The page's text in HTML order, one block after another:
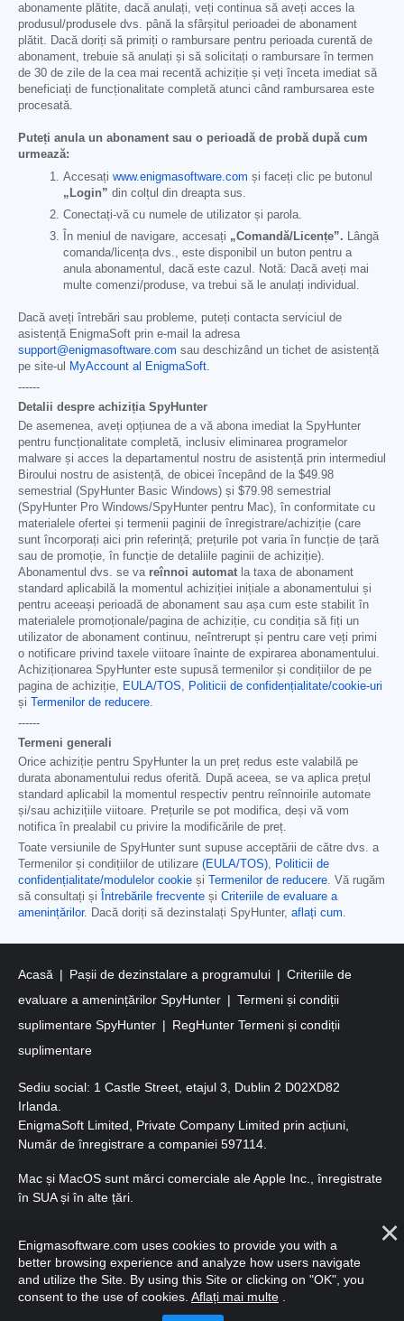
abonamente plătite, dacă anulați, veți continua să aveți acces la
produsul/produsele dvs. până la sfârșitul perioadei de abonament
plătit. Dacă doriți să primiți o rambursare pentru perioada curentă de
abonament, trebuie să anulați și să solicitați o rambursare în termen
de 30 de zile de la cea mai recentă achiziție și veți înceta imediat să
beneficiați de funcționalitate completă atunci când rambursarea este
procesată.
Puteți anula un abonament sau o perioadă de probă după cum
urmează:
Accesați www.enigmasoftware.com și faceți clic pe butonul
„Login” din colțul din dreapta sus.
Conectați-vă cu numele de utilizator și parola.
În meniul de navigare, accesați „Comandă/Licențe”. Lângă
comanda/licența dvs., este disponibil un buton pentru a
anula abonamentul, dacă este cazul. Notă: Dacă aveți mai
multe comenzi/produse, va trebui să le anulați individual.
Dacă aveți întrebări sau probleme, puteți contacta serviciul de
asistență EnigmaSoft prin e-mail la adresa
support@enigmasoftware.com sau deschizând un tichet de asistență
pe site-ul
MyAccount al EnigmaSoft.
------
Detalii despre achiziția SpyHunter
De asemenea, aveți opțiunea de a vă abona imediat la SpyHunter
pentru funcționalitate completă, inclusiv eliminarea programelor
malware și acces la departamentul nostru de asistență prin intermediul
Biroului nostru de asistență, de obicei începând de la $49.98
semestrial (SpyHunter Basic Windows) și $79.98 semestrial
(SpyHunter Pro Windows/SpyHunter pentru Mac), în conformitate cu
materialele ofertei și termenii paginii de înregistrare/achiziție (care
sunt încorporați aici prin referință; prețurile pot varia în funcție de țară
sau de promoție, în funcție de detaliile paginii de achiziție).
Abonamentul dvs. se va reînnoi automat la taxa de abonament
standard aplicabilă la momentul achiziției inițiale a abonamentului și
pentru aceeași perioadă de abonament sau așa cum este stabilit în
materialele promoționale/pagina de achiziție, cu condiția să fiți un
utilizator de abonament continuu, neîntrerupt și pentru care veți primi
o notificare privind taxele viitoare înainte de expirarea abonamentului.
Achiziționarea SpyHunter este supusă termenilor și condițiilor de pe
pagina de achiziție, EULA/TOS, Politicii de confidențialitate/cookie-uri
și
Termenilor de reducere.
------
Termeni generali
Orice achiziție pentru SpyHunter la un preț redus este valabilă pe
durata abonamentului redus oferită. După aceea, se va aplica prețul
standard aplicabil la momentul respectiv pentru reînnoirile automate
și/sau achizițiile viitoare. Prețurile se pot modifica, deși vă vom
notifica în prealabil cu privire la modificările de preț.
Toate versiunile de SpyHunter sunt supuse acceptării de către dvs. a
Termenilor și condițiilor de utilizare (EULA/TOS), Politicii de
confidențialitate/modulelor cookie și Termenilor de reducere. Vă rugăm
să consultați și
Întrebările frecvente și Criteriile de evaluare a
amenințărilor. Dacă doriți să dezinstalați SpyHunter, aflați cum.
Acasă Pașii de dezinstalare a programului
Criteriile de
evaluare a amenințărilor SpyHunter
Termeni și condiții
suplimentare SpyHunter
RegHunter Termeni și condiții
suplimentare
Sediu social: 1 Castle Street, etajul 3, Dublin 2 D02XD82
Irlanda.
EnigmaSoft Limited, Private Company Limited prin acțiuni,
Număr de înregistrare a companiei 597114.
Mac și MacOS sunt mărci comerciale ale Apple Inc., înregistrate
în SUA și în alte țări.
rezervate.
Enigmasoftware.com uses cookies to provide you with a
better browsing experience and analyze how users navigate
and utilize the Site. By using this Site or clicking on "OK", you
consent to the use of cookies. Aflați mai multe